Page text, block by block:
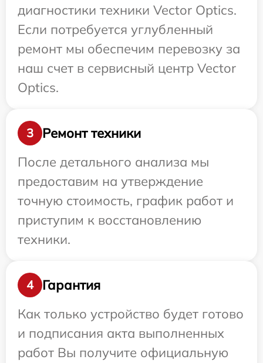
диагностики техники Vector Optics.
Если потребуется углубленный
ремонт мы обеспечим перевозку за
наш счет в сервисный центр Vector
Optics.
3
Ремонт техники
После детального анализа мы
предоставим на утверждение
точную стоимость, график работ и
приступим к восстановлению
техники.
4
Гарантия
Как только устройство будет готово
и подписания акта выполненных
работ Вы получите официальную